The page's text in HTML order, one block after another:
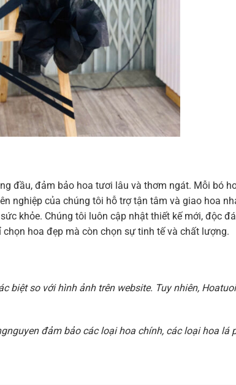
đầu, đảm bảo hoa tươi lâu và thơm ngát. Mỗi bó
nghiệp của chúng tôi hỗ trợ tận tâm và giao hoa
khỏe. Chúng tôi luôn cập nhật thiết kế mới, độc
hoa đẹp mà còn chọn sự tinh tế và chất lượng.
biệt so với hình ảnh trên website. Tuy nhiên,
đảm bảo các loại hoa chính, các loại hoa lá